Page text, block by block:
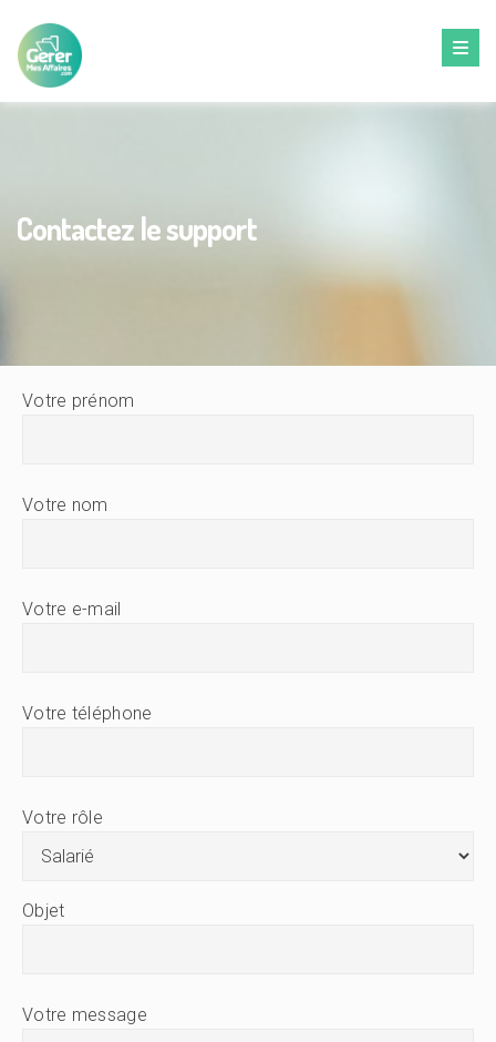
Contactez le support
Votre prénom
Votre nom
Votre e-mail
Votre téléphone
Votre rôle
Objet
Votre message